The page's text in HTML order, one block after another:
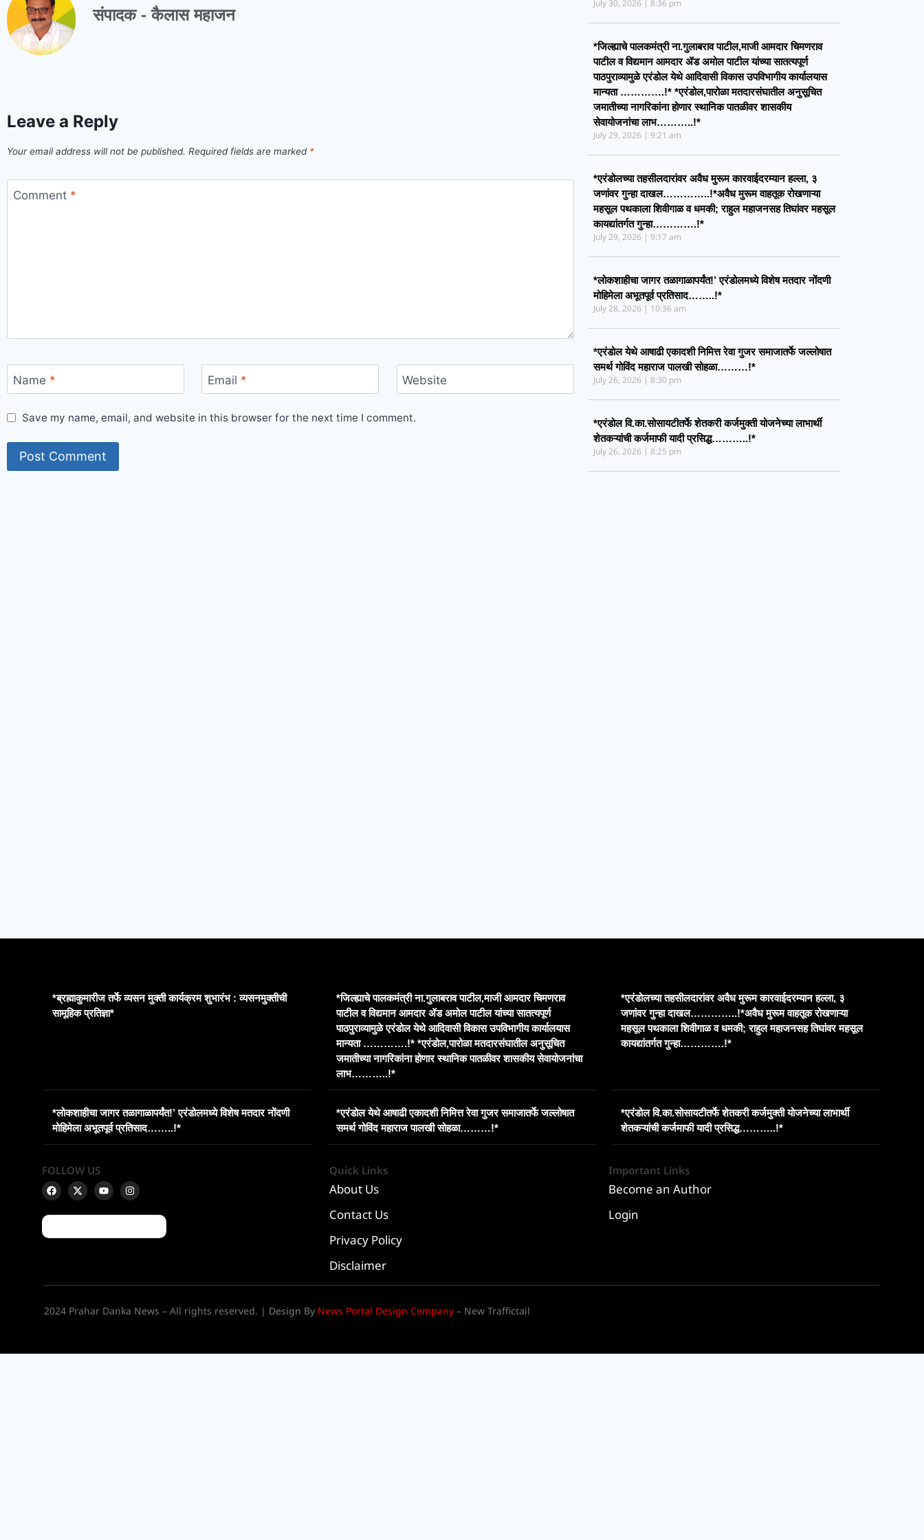
संपादक - कैलास महाजन
Leave a Reply
Your email address will not be published. Required fields are marked *
Comment *
Name * Email * Website
Save my name, email, and website in this browser for the next time I comment.
July 30, 2026
8:36 pm
*जिल्ह्याचे पालकमंत्री ना.गुलाबराव पाटील,माजी आमदार चिमणराव
पाटील व विद्यमान आमदार ॲड अमोल पाटील यांच्या सातत्यपूर्ण
पाठपुराव्यामुळे एरंडोल येथे आदिवासी विकास उपविभागीय कार्यालयास
मान्यता ………….!* *एरंडोल,पारोळा मतदारसंघातील अनुसूचित
जमातीच्या नागरिकांना होणार स्थानिक पातळीवर शासकीय
सेवायोजनांचा लाभ………..!*
July 29, 2026
9:21 am
*एरंडोलच्या तहसीलदारांवर अवैध मुरूम कारवाईदरम्यान हल्ला, ३
जणांवर गुन्हा दाखल…………..!*​अवैध मुरूम वाहतूक रोखणाऱ्या
महसूल पथकाला शिवीगाळ व धमकी; राहुल महाजनसह तिघांवर महसूल
कायद्यांतर्गत गुन्हा………….!*
July 29, 2026
9:17 am
*लोकशाहीचा जागर तळागाळापर्यंत!’ एरंडोलमध्ये विशेष मतदार नोंदणी
मोहिमेला अभूतपूर्व प्रतिसाद……..!*
July 28, 2026
10:36 am
*एरंडोल येथे आषाढी एकादशी निमित्त रेवा गुजर समाजातर्फे जल्लोषात
समर्थ गोविंद महाराज पालखी सोहळा………!*
July 26, 2026
8:30 pm
*एरंडोल वि.का.सोसायटीतर्फे शेतकरी कर्जमुक्ती योजनेच्या लाभार्थी
शेतकऱ्यांची कर्जमाफी यादी प्रसिद्ध………..!*
July 26, 2026
8:25 pm
*ब्रह्माकुमारीज तर्फे व्यसन मुक्ती कार्यक्रम शुभारंभ : व्यसनमुक्तीची
सामूहिक प्रतिज्ञा*
*जिल्ह्याचे पालकमंत्री ना.गुलाबराव पाटील,माजी आमदार चिमणराव
पाटील व विद्यमान आमदार ॲड अमोल पाटील यांच्या सातत्यपूर्ण
पाठपुराव्यामुळे एरंडोल येथे आदिवासी विकास उपविभागीय कार्यालयास
मान्यता ………….!* *एरंडोल,पारोळा मतदारसंघातील अनुसूचित
जमातीच्या नागरिकांना होणार स्थानिक पातळीवर शासकीय सेवायोजनांचा
लाभ………..!*
*एरंडोलच्या तहसीलदारांवर अवैध मुरूम कारवाईदरम्यान हल्ला, ३
जणांवर गुन्हा दाखल…………..!*​अवैध मुरूम वाहतूक रोखणाऱ्या
महसूल पथकाला शिवीगाळ व धमकी; राहुल महाजनसह तिघांवर महसूल
कायद्यांतर्गत गुन्हा………….!*
*लोकशाहीचा जागर तळागाळापर्यंत!’ एरंडोलमध्ये विशेष मतदार नोंदणी
मोहिमेला अभूतपूर्व प्रतिसाद……..!*
*एरंडोल येथे आषाढी एकादशी निमित्त रेवा गुजर समाजातर्फे जल्लोषात
समर्थ गोविंद महाराज पालखी सोहळा………!*
*एरंडोल वि.का.सोसायटीतर्फे शेतकरी कर्जमुक्ती योजनेच्या लाभार्थी
शेतकऱ्यांची कर्जमाफी यादी प्रसिद्ध………..!*
FOLLOW US Quick Links
About Us
Contact Us
Privacy Policy
Disclaimer
Important Links
Become an Author
Login
2024 Prahar Danka News – All rights reserved. | Design By News Portal Design Company– New Traffictail